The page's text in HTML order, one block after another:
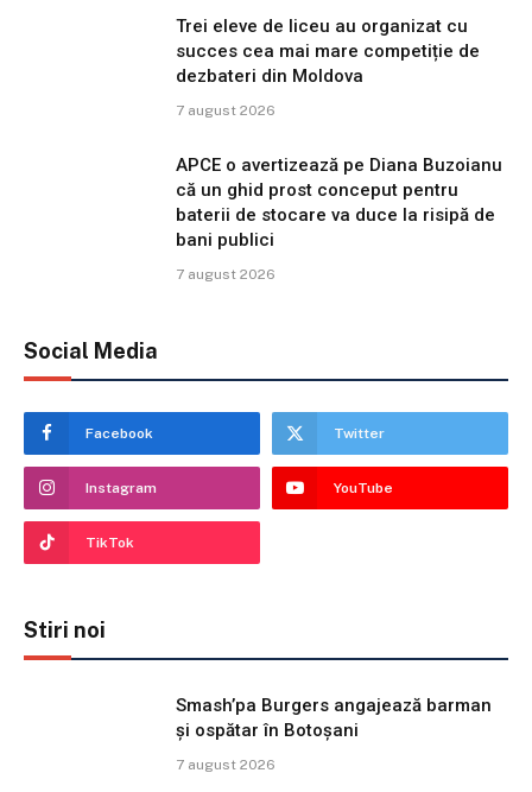
Trei eleve de liceu au organizat cu
succes cea mai mare competiție de
dezbateri din Moldova
7 august 2026
APCE o avertizează pe Diana Buzoianu
că un ghid prost conceput pentru
baterii de stocare va duce la risipă de
bani publici
7 august 2026
Social Media
Facebook Twitter
Instagram YouTube
TikTok
Stiri noi
Smash’pa Burgers angajează barman
și ospătar în Botoșani
7 august 2026